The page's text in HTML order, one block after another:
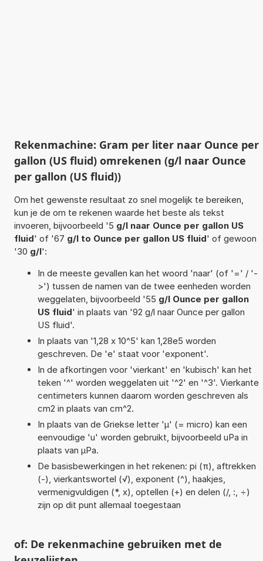
Rekenmachine: Gram per liter naar Ounce per
gallon (US fluid) omrekenen (g/l naar Ounce
per gallon (US fluid))
Om het gewenste resultaat zo snel mogelijk te bereiken,
kun je de om te rekenen waarde het beste als tekst
invoeren, bijvoorbeeld '5 g/l naar Ounce per gallon US
fluid' of '67 g/l to Ounce per gallon US fluid' of gewoon
'30 g/l':
In de meeste gevallen kan het woord 'naar' (of '=' / '-
>') tussen de namen van de twee eenheden worden
weggelaten, bijvoorbeeld '55 g/l Ounce per gallon
US fluid' in plaats van '92 g/l naar Ounce per gallon
US fluid'.
In plaats van '1,28 x 10^5' kan 1,28e5 worden
geschreven. De 'e' staat voor 'exponent'.
In de afkortingen voor 'vierkant' en 'kubisch' kan het
teken '^' worden weggelaten uit '^2' en '^3'. Vierkante
centimeters kunnen daarom worden geschreven als
cm2 in plaats van cm^2.
In plaats van de Griekse letter 'µ' (= micro) kan een
eenvoudige 'u' worden gebruikt, bijvoorbeeld uPa in
plaats van µPa.
De basisbewerkingen in het rekenen: pi (π), aftrekken
(-), vierkantswortel (√), exponent (^), haakjes,
vermenigvuldigen (*, x), optellen (+) en delen (/, :, ÷)
zijn op dit punt allemaal toegestaan
of: De rekenmachine gebruiken met de